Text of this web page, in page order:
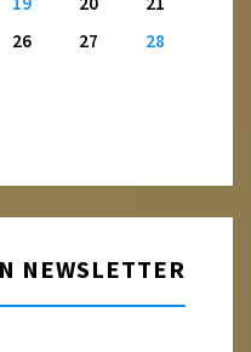
26 27
28
NEWSLETTER